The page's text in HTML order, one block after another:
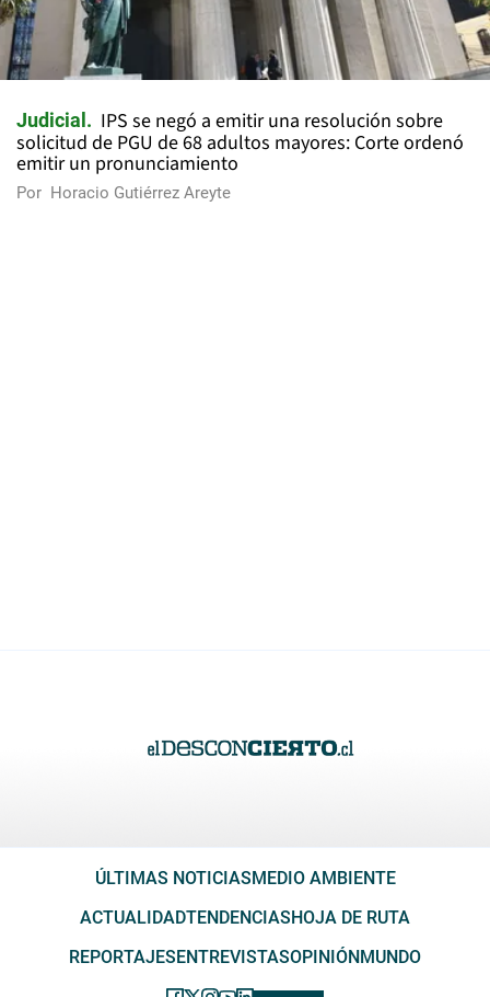
Judicial
IPS se negó a emitir una resolución sobre
solicitud de PGU de 68 adultos mayores: Corte ordenó
emitir un pronunciamiento
Por Horacio Gutiérrez Areyte
ÚLTIMAS NOTICIASMEDIO AMBIENTE
ACTUALIDADTENDENCIASHOJA DE RUTA
REPORTAJESENTREVISTASOPINIÓNMUNDO